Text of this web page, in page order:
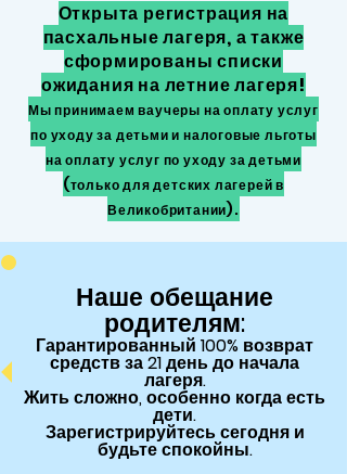
Открыта регистрация на
пасхальные лагеря, а также
сформированы списки
ожидания на летние лагеря!
Мы принимаем ваучеры на оплату услуг
по уходу за детьми и налоговые льготы
на оплату услуг по уходу за детьми
(только для детских лагерей в
Великобритании).
Наше обещание
родителям:
Гарантированный 100% возврат
средств за 21 день до начала
лагеря.
Жить сложно, особенно когда есть
дети.
Зарегистрируйтесь сегодня и
будьте спокойны.